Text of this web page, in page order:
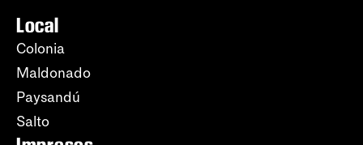
Local
Colonia
Maldonado
Paysandú
Salto